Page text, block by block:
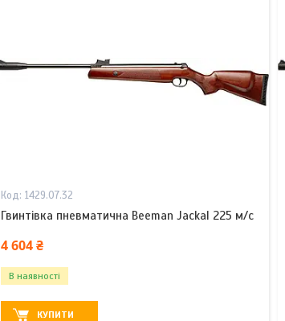
1429.07.32
Гвинтівка пневматична Beeman Jackal 225 м/с
4 604 ₴
В наявності
КУПИТИ